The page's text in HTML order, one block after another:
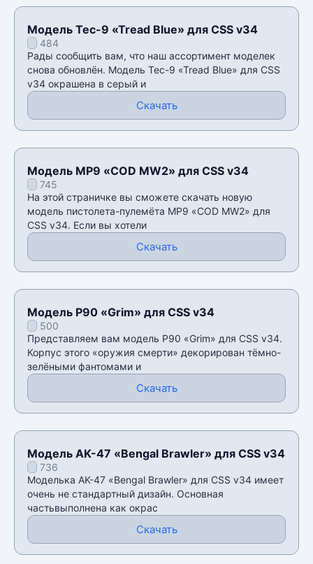
Модель Tec-9 «Tread Blue» для CSS v34
484
Рады сообщить вам, что наш ассортимент моделек
снова обновлён. Модель Tec-9 «Tread Blue» для CSS
v34 окрашена в серый и
Скачать
Модель MP9 «COD MW2» для CSS v34
745
На этой страничке вы сможете скачать новую
модель пистолета-пулемёта MP9 «COD MW2» для
CSS v34. Если вы хотели
Скачать
Модель P90 «Grim» для CSS v34
500
Представляем вам модель P90 «Grim» для CSS v34.
Корпус этого «оружия смерти» декорирован тёмно-
зелёными фантомами и
Скачать
Модель AK-47 «Bengal Brawler» для CSS v34
736
Моделька AK-47 «Bengal Brawler» для CSS v34 имеет
очень не стандартный дизайн. Основная
частьвыполнена как окрас
Скачать